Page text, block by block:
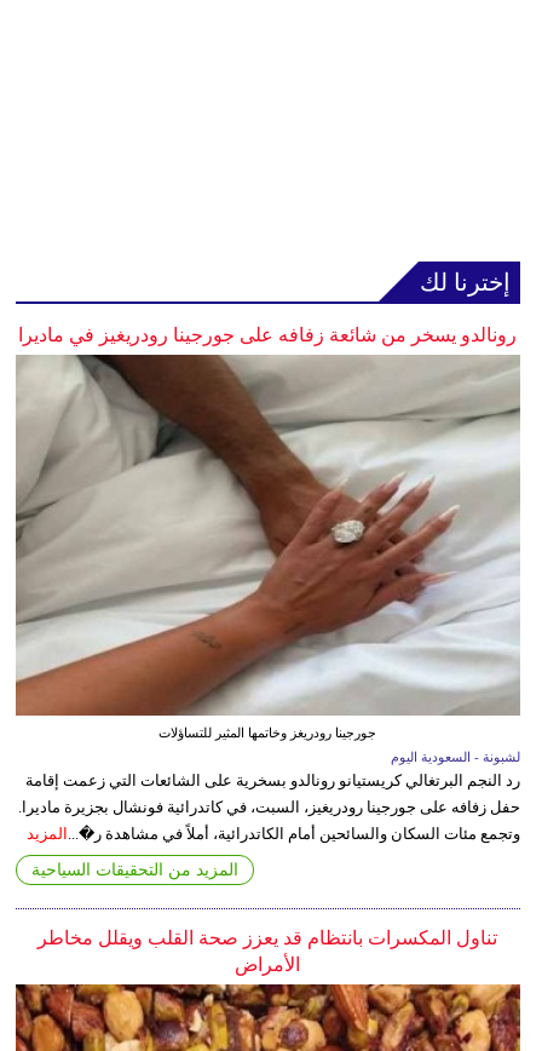
إخترنا لك
رونالدو يسخر من شائعة زفافه على جورجينا رودريغيز في ماديرا
جورجينا رودريغز وخاتمها المثير للتساؤلات
لشبونة - السعودية اليوم
رد النجم البرتغالي كريستيانو رونالدو بسخرية على الشائعات التي زعمت إقامة
حفل زفافه على جورجينا رودريغيز، السبت، في كاتدرائية فونشال بجزيرة ماديرا.
وتجمع مئات السكان والسائحين أمام الكاتدرائية، أملاً في مشاهدة ر�... المزيد
المزيد من التحقيقات السياحية
تناول المكسرات بانتظام قد يعزز صحة القلب ويقلل مخاطر
الأمراض